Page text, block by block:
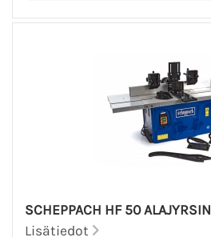
SCHEPPACH HF 50 ALAJYRSIN
Lisätiedot